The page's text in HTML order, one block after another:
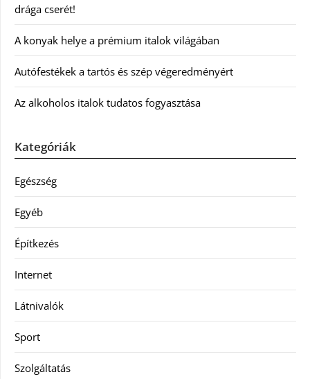
drága cserét!
A konyak helye a prémium italok világában
Autófestékek a tartós és szép végeredményért
Az alkoholos italok tudatos fogyasztása
Kategóriák
Egészség
Egyéb
Építkezés
Internet
Látnivalók
Sport
Szolgáltatás